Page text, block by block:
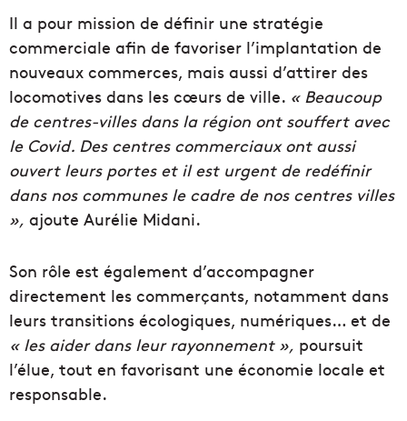
Il a pour mission de définir une stratégie
commerciale afin de favoriser l’implantation de
nouveaux commerces, mais aussi d’attirer des
locomotives dans les cœurs de ville. « Beaucoup
de centres-villes dans la région ont souffert avec
le Covid. Des centres commerciaux ont aussi
ouvert leurs portes et il est urgent de redéfinir
dans nos communes le cadre de nos centres villes
», ajoute Aurélie Midani.
Son rôle est également d’accompagner
directement les commerçants, notamment dans
leurs transitions écologiques, numériques… et de
« les aider dans leur rayonnement », poursuit
l’élue, tout en favorisant une économie locale et
responsable.